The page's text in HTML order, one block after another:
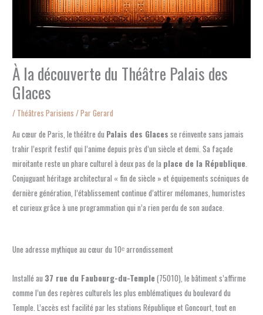
À la découverte du Théâtre Palais des
Glaces
/ Théâtres Parisiens / ParGerard
Au cœur de Paris, le théâtre du Palais des Glaces se réinvente sans jamais
trahir l’esprit festif qui l’anime depuis près d’un siècle et demi. Sa façade
miroitante reste un phare culturel à deux pas de la place de la République
Conjuguant héritage architectural « fin de siècle » et équipements scéniques de
dernière génération, l’établissement continue d’attirer mélomanes, humoristes
et curieux grâce à une programmation qui n’a rien perdu de son audace.
Une adresse mythique au cœur du 10ᵉ arrondissement
Installé au 37 rue du Faubourg-du-Temple(75010), le bâtiment s’affirme
comme l’un des repères culturels les plus emblématiques du boulevard du
Temple. L’accès est facilité par les stations République et Goncourt, tout en